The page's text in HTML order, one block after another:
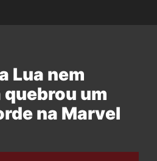
Lua nem
quebrou um
na Marvel